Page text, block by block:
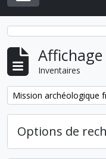
Toggle
Inventaires
Remove filter:
Mission archéologique
Options de